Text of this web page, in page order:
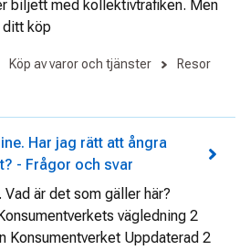
biljett med kollektivtrafiken. Men
ditt köp
Köp av varor och tjänster
Resor
Har jag rätt att ångra
- Frågor och svar
. Vad är det som gäller här?
vägledning 2
Konsumentverket Uppdaterad 2